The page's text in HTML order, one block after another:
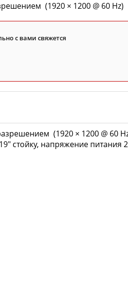
(1920 × 1200 @ 60 Hz)
с вами свяжется
(1920 × 1200 @ 60
стойку, напряжение питания